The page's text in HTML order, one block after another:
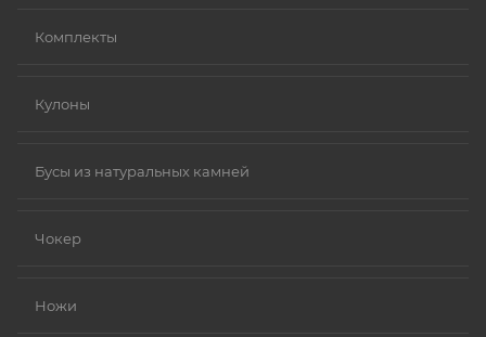
Комплекты
Кулоны
Бусы из натуральных камней
Чокер
Ножи